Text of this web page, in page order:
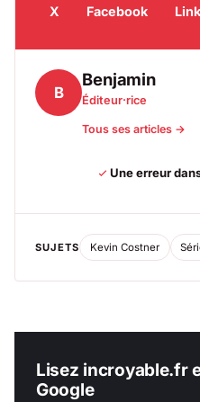
X Facebook
B
Benjamin
Éditeur·rice
Tous ses articles →
Une erreur
SUJETS Kevin Costner
Lisez incroyable.fr
Google